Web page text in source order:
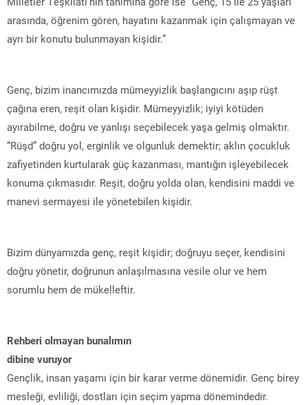
arasında, öğrenim gören, hayatını kazanmak için çalışmayan ve
ayrı bir konutu bulunmayan kişidir.”
Genç, bizim inancımızda mümeyyizlik başlangıcını aşıp rüşt
çağına eren, reşit olan kişidir. Mümeyyizlik; iyiyi kötüden
ayırabilme, doğru ve yanlışı seçebilecek yaşa gelmiş olmaktır.
“Rüşd” doğru yol, erginlik ve olgunluk demektir; aklın çocukluk
zafiyetinden kurtularak güç kazanması, mantığın işleyebilecek
konuma çıkmasıdır. Reşit, doğru yolda olan, kendisini maddi ve
manevi sermayesi ile yönetebilen kişidir.
Bizim dünyamızda genç, reşit kişidir; doğruyu seçer, kendisini
doğru yönetir, doğrunun anlaşılmasına vesile olur ve hem
sorumlu hem de mükelleftir.
Rehberi olmayan bunalımın
dibine vuruyor
Gençlik, insan yaşamı için bir karar verme dönemidir. Genç birey
mesleği, evliliği, dostları için seçim yapma dönemindedir.